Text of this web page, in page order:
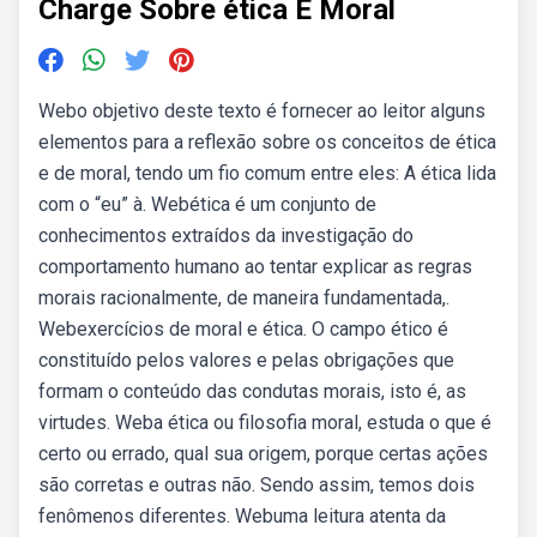
Charge Sobre ética E Moral
Webo objetivo deste texto é fornecer ao leitor alguns
elementos para a reflexão sobre os conceitos de ética
e de moral, tendo um fio comum entre eles: A ética lida
com o “eu” à. Webética é um conjunto de
conhecimentos extraídos da investigação do
comportamento humano ao tentar explicar as regras
morais racionalmente, de maneira fundamentada,.
Webexercícios de moral e ética. O campo ético é
constituído pelos valores e pelas obrigações que
formam o conteúdo das condutas morais, isto é, as
virtudes. Weba ética ou filosofia moral, estuda o que é
certo ou errado, qual sua origem, porque certas ações
são corretas e outras não. Sendo assim, temos dois
fenômenos diferentes. Webuma leitura atenta da